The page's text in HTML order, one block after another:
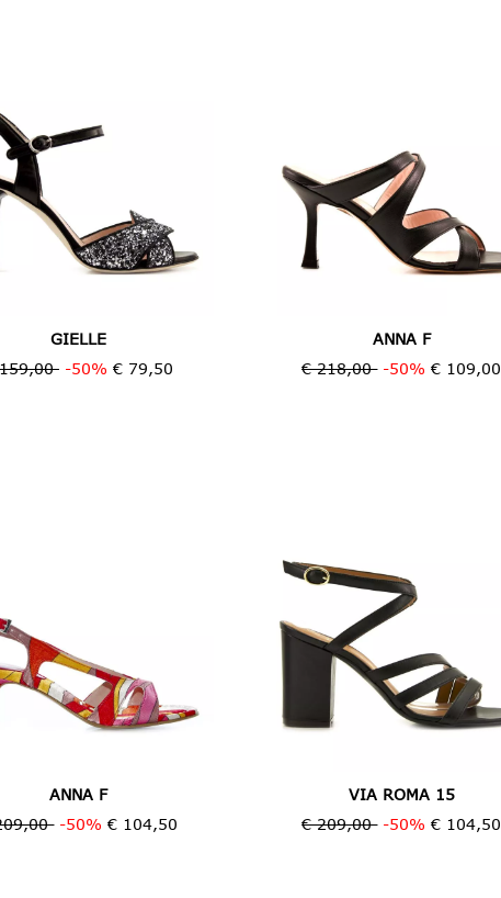
GIELLE
-50% € 79,50
ANNA F
€ 218,00-50%€ 109,00
ANNA F
-50%€ 104,50
VIA ROMA 15
€ 209,00-50%€ 104,50